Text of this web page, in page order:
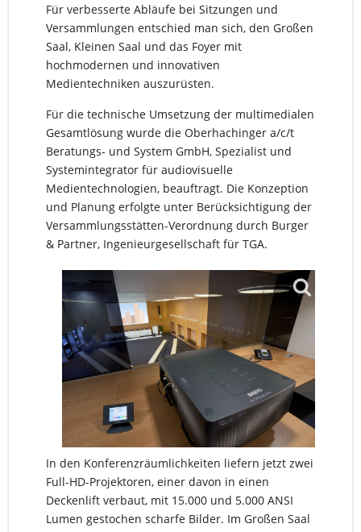
Für verbesserte Abläufe bei Sitzungen und
Versammlungen entschied man sich, den Großen
Saal, Kleinen Saal und das Foyer mit
hochmodernen und innovativen
Medientechniken auszurüsten.
Für die technische Umsetzung der multimedialen
Gesamtlösung wurde die Oberhachinger a/c/t
Beratungs- und System GmbH, Spezialist und
Systemintegrator für audiovisuelle
Medientechnologien, beauftragt. Die Konzeption
und Planung erfolgte unter Berücksichtigung der
Versammlungsstätten-Verordnung durch Burger
& Partner, Ingenieurgesellschaft für TGA.
In den Konferenzräumlichkeiten liefern jetzt zwei
Full-HD-Projektoren, einer davon in einen
Deckenlift verbaut, mit 15.000 und 5.000 ANSI
Lumen gestochen scharfe Bilder. Im Großen Saal